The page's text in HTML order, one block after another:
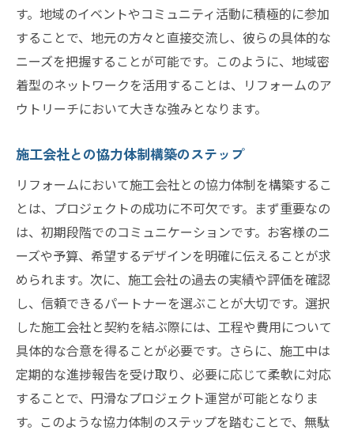
す。地域のイベントやコミュニティ活動に積極的に参加
することで、地元の方々と直接交流し、彼らの具体的な
ニーズを把握することが可能です。このように、地域密
着型のネットワークを活用することは、リフォームのア
ウトリーチにおいて大きな強みとなります。
施工会社との協力体制構築のステップ
リフォームにおいて施工会社との協力体制を構築するこ
とは、プロジェクトの成功に不可欠です。まず重要なの
は、初期段階でのコミュニケーションです。お客様のニ
ーズや予算、希望するデザインを明確に伝えることが求
められます。次に、施工会社の過去の実績や評価を確認
し、信頼できるパートナーを選ぶことが大切です。選択
した施工会社と契約を結ぶ際には、工程や費用について
具体的な合意を得ることが必要です。さらに、施工中は
定期的な進捗報告を受け取り、必要に応じて柔軟に対応
することで、円滑なプロジェクト運営が可能となりま
す。このような協力体制のステップを踏むことで、無駄